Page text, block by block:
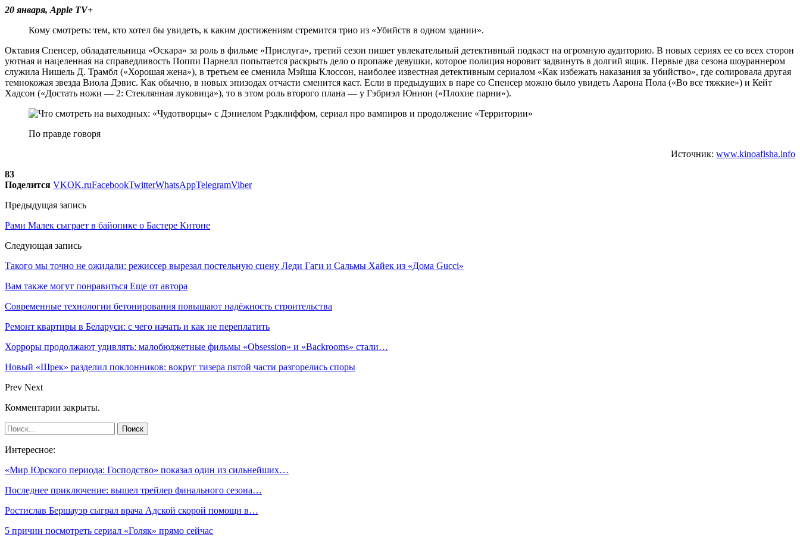
20 января, Apple TV+
Кому смотреть: тем, кто хотел бы увидеть, к каким достижениям стремится трио из «Убийств в одном здании».
Октавия Спенсер, обладательница «Оскара» за роль в фильме «Прислуга», третий сезон пишет увлекательный детективный подкаст на огромную аудиторию. В новых сериях ее со всех сторон
уютная и нацеленная на справедливость Поппи Парнелл попытается раскрыть дело о пропаже девушки, которое полиция норовит задвинуть в долгий ящик. Первые два сезона шоураннером
служила Нишель Д. Трамбл («Хорошая жена»), в третьем ее сменила Мэйша Клоссон, наиболее известная детективным сериалом «Как избежать наказания за убийство», где солировала другая
темнокожая звезда Виола Дэвис. Как обычно, в новых эпизодах отчасти сменится каст. Если в предыдущих в паре со Спенсер можно было увидеть Аарона Пола («Во все тяжкие») и Кейт
Хадсон («Достать ножи — 2: Стеклянная луковица»), то в этом роль второго плана — у Гэбриэл Юнион («Плохие парни»).
По правде говоря
Источник: www.kinoafisha.info
83
Поделится VKOK.ruFacebookTwitterWhatsAppTelegramViber
Предыдущая запись
Рами Малек сыграет в байопике о Бастере Китоне
Следующая запись
Такого мы точно не ожидали: режиссер вырезал постельную сцену Леди Гаги и Сальмы Хайек из «Дома Gucci»
Вам также могут понравиться Еще от автора
Современные технологии бетонирования повышают надёжность строительства
Ремонт квартиры в Беларуси: с чего начать и как не переплатить
Хорроры продолжают удивлять: малобюджетные фильмы «Obsession» и «Backrooms» стали…
Новый «Шрек» разделил поклонников: вокруг тизера пятой части разгорелись споры
Prev Next
Комментарии закрыты.
Интересное:
«Мир Юрского периода: Господство» показал один из сильнейших…
Последнее приключение: вышел трейлер финального сезона…
Ростислав Бершауэр сыграл врача Адской скорой помощи в…
5 причин посмотреть сериал «Голяк» прямо сейчас